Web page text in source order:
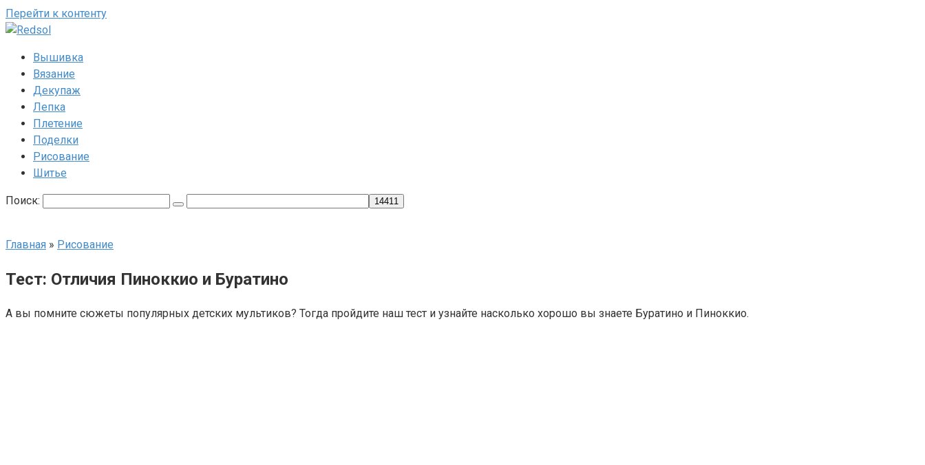
Перейти к контенту
Вышивка
Вязание
Декупаж
Лепка
Плетение
Поделки
Рисование
Шитье
Поиск:
Главная » Рисование
Тест: Отличия Пиноккио и Буратино
А вы помните сюжеты популярных детских мультиков? Тогда пройдите наш тест и узнайте насколько хорошо вы знаете Буратино и Пиноккио.